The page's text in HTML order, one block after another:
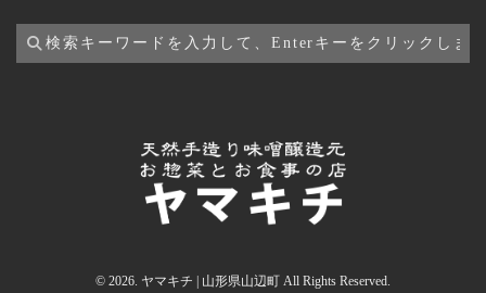
ブ
© 2026. ヤマキチ | 山形県山辺町 All Rights Reserved.